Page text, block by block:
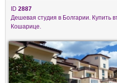
ID 2887
Дешевая студия в Болгарии. Купить
Кошарице.